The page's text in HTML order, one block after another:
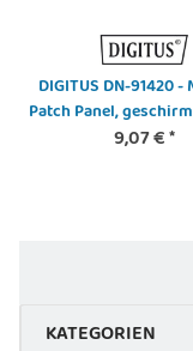
DIGITUS DN-91420
Patch Panel,
Blank,1HE,254mm
9,07 €*
KATEGORIEN